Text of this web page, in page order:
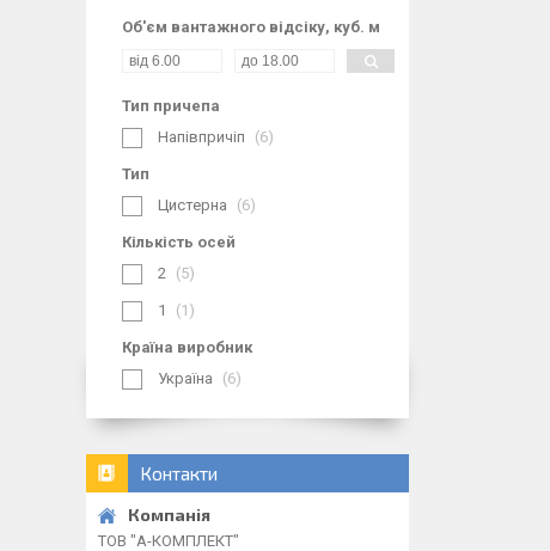
Об'єм вантажного відсіку, куб. м
Тип причепа
Напівпричіп
6
Тип
Цистерна
6
Кількість осей
2
5
1 1
Країна виробник
Україна
6
Контакти
ТОВ "А-КОМПЛЕКТ"